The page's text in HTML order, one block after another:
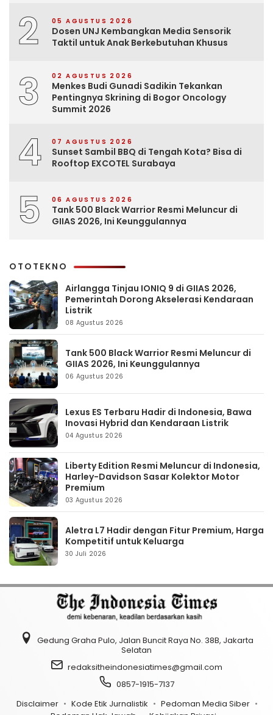
2 05 AGUSTUS 2026
Dosen UNJ Kembangkan Media Sensorik
Taktil untuk Anak Berkebutuhan Khusus
3 02 AGUSTUS 2026
Menkes Budi Gunadi Sadikin Tekankan
Pentingnya Skrining di Bogor Oncology
Summit 2026
4 07 AGUSTUS 2026
Sunset Sambil BBQ di Tengah Kota? Bisa di
Rooftop EXCOTEL Surabaya
5 06 AGUSTUS 2026
Tank 500 Black Warrior Resmi Meluncur di
GIIAS 2026, Ini Keunggulannya
OTOTEKNO
Airlangga Tinjau IONIQ 9 di GIIAS 2026,
Pemerintah Dorong Akselerasi Kendaraan
Listrik
08 Agustus 2026
Tank 500 Black Warrior Resmi Meluncur di
GIIAS 2026, Ini Keunggulannya
06 Agustus 2026
Lexus ES Terbaru Hadir di Indonesia, Bawa
Inovasi Hybrid dan Kendaraan Listrik
04 Agustus 2026
Liberty Edition Resmi Meluncur di Indonesia,
Harley-Davidson Sasar Kolektor Motor
Premium
03 Agustus 2026
Aletra L7 Hadir dengan Fitur Premium, Harga
Kompetitif untuk Keluarga
30 Juli 2026
Gedung Graha Pulo, Jalan Buncit Raya No. 38B, Jakarta
Selatan
redaksitheindonesiatimes@gmail.com
0857-1915-7137
Disclaimer
Kode Etik Jurnalistik
Pedoman Media Siber